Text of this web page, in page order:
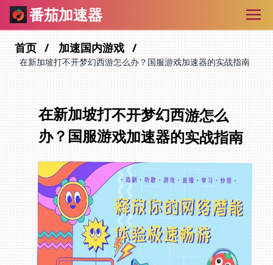
番茄加速器
首页 加速国内游戏
在新加坡打不开梦幻西游怎么办？国服游戏加速器的实战指南
在新加坡打不开梦幻西游怎么
办？国服游戏加速器的实战指南